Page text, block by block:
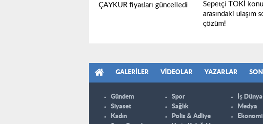
ÇAYKUR fiyatları güncelledi
Sepetçi TOKİ
arasındaki ulaşım
çözüm!
GALERILER VIDEOLAR YAZARLAR
Gündem
Siyaset
Kadın
Spor
Sağlık
Polis & Adliye
İş
Medya
Ekonomi